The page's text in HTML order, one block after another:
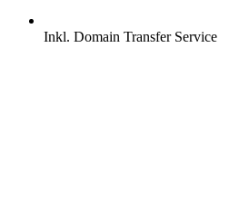
Inkl. Domain Transfer Service